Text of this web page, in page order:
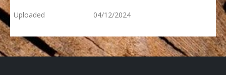
Uploaded 04/12/2024